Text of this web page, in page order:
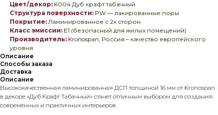
Цвет/декор: K004 Дуб крафт табачный
Структура поверхности: PW — лакированные поры
Покрытие: Ламинированное с 2х сторон
Класс эмиссии: E1 (безопасный для жилых помещений)
Производитель: Kronospan, Россия – качество европейского
уровня
Описание
Способы заказа
Доставка
Описание
Высококачественная ламинированная ДСП толщиной 16 мм от Kronospan
в декоре «Дуб Крафт Табачный» станет отличным выбором для создания
современных и практичных интерьеров.